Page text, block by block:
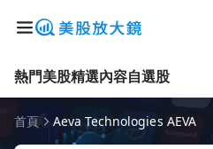
熱門美股精選內容自選股
首頁 Aeva Technologies AEVA